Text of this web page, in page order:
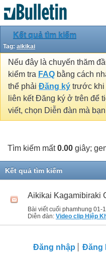
Kết quả tìm kiếm
Tag: aikikai
Nếu đây là chuyến thăm
kiểm tra FAQ bằng cách
thể phải Đăng ký trước khi
liên kết Đăng ký ở trên để
viết, chọn Diễn đàn mà
Tìm kiếm mất0.00 giây;
Kết quả tìm kiếm
Aikikai Kagamibiraki
Bài viết cuối phamhung 01-
Diễn đàn: Video clip Hiệp
Đăng nhập Đăng